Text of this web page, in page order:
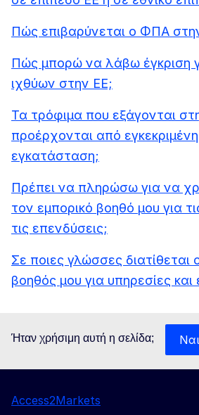
Πώς επιβαρύνεται ο ΦΠΑ
Πώς μπορώ να λάβω έγκριση
ιχθύων στην ΕΕ;
Τα τρόφιμα που εξάγονται
προέρχονται από
εγκατάσταση;
Πρέπει να πληρώσω για να
τον εμπορικό βοηθό μου για
τις επενδύσεις;
Σε ποιες γλώσσες διατίθεται
βοηθός μου για υπηρεσίες και
Ήταν χρήσιμη αυτή η σελίδα; Ναι
Access2Markets